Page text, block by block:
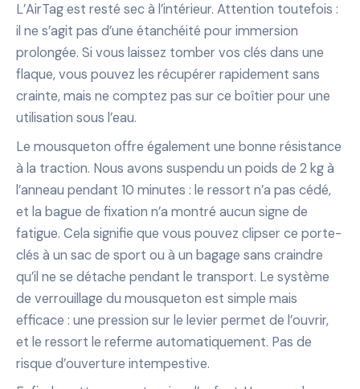
L’AirTag est resté sec à l’intérieur. Attention toutefois :
il ne s’agit pas d’une étanchéité pour immersion
prolongée. Si vous laissez tomber vos clés dans une
flaque, vous pouvez les récupérer rapidement sans
crainte, mais ne comptez pas sur ce boîtier pour une
utilisation sous l’eau.
Le mousqueton offre également une bonne résistance
à la traction. Nous avons suspendu un poids de 2 kg à
l’anneau pendant 10 minutes : le ressort n’a pas cédé,
et la bague de fixation n’a montré aucun signe de
fatigue. Cela signifie que vous pouvez clipser ce porte-
clés à un sac de sport ou à un bagage sans craindre
qu’il ne se détache pendant le transport. Le système
de verrouillage du mousqueton est simple mais
efficace : une pression sur le levier permet de l’ouvrir,
et le ressort le referme automatiquement. Pas de
risque d’ouverture intempestive.